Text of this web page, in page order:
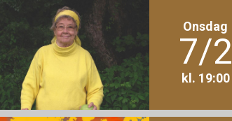
Onsdag
7/2
kl. 19:00